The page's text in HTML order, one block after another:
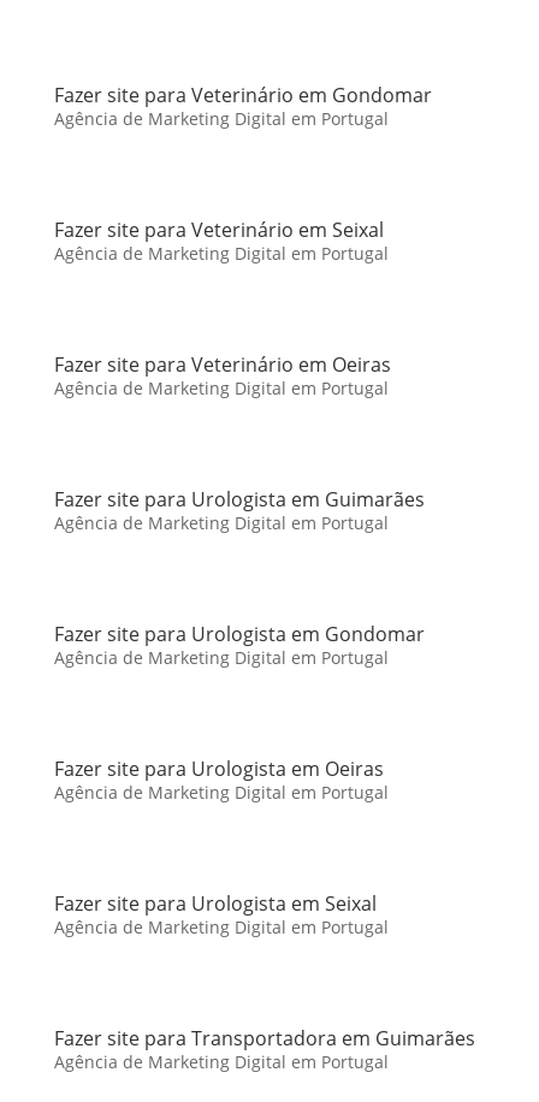
Fazer site para Veterinário em Gondomar
Agência de Marketing Digital em Portugal
Fazer site para Veterinário em Seixal
Agência de Marketing Digital em Portugal
Fazer site para Veterinário em Oeiras
Agência de Marketing Digital em Portugal
Fazer site para Urologista em Guimarães
Agência de Marketing Digital em Portugal
Fazer site para Urologista em Gondomar
Agência de Marketing Digital em Portugal
Fazer site para Urologista em Oeiras
Agência de Marketing Digital em Portugal
Fazer site para Urologista em Seixal
Agência de Marketing Digital em Portugal
Fazer site para Transportadora em Guimarães
Agência de Marketing Digital em Portugal